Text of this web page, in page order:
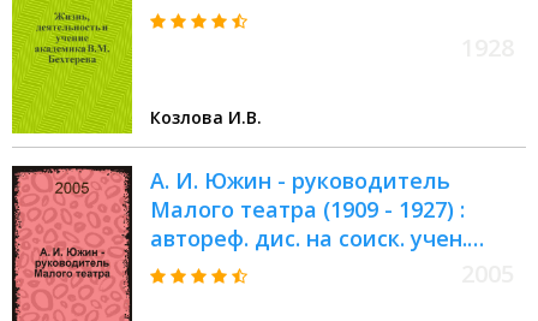
Козлова И.В.
А. И. Южин - руководитель
Малого театра (1909 - 1927) :
автореф. дис. на соиск. учен.
степ. канд. искусствоведения :